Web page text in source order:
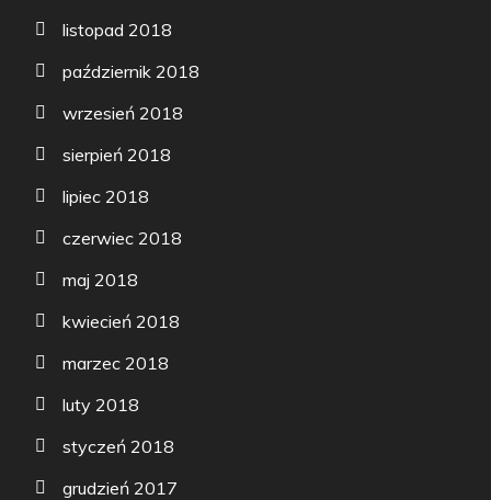
listopad 2018
październik 2018
wrzesień 2018
sierpień 2018
lipiec 2018
czerwiec 2018
maj 2018
kwiecień 2018
marzec 2018
luty 2018
styczeń 2018
grudzień 2017